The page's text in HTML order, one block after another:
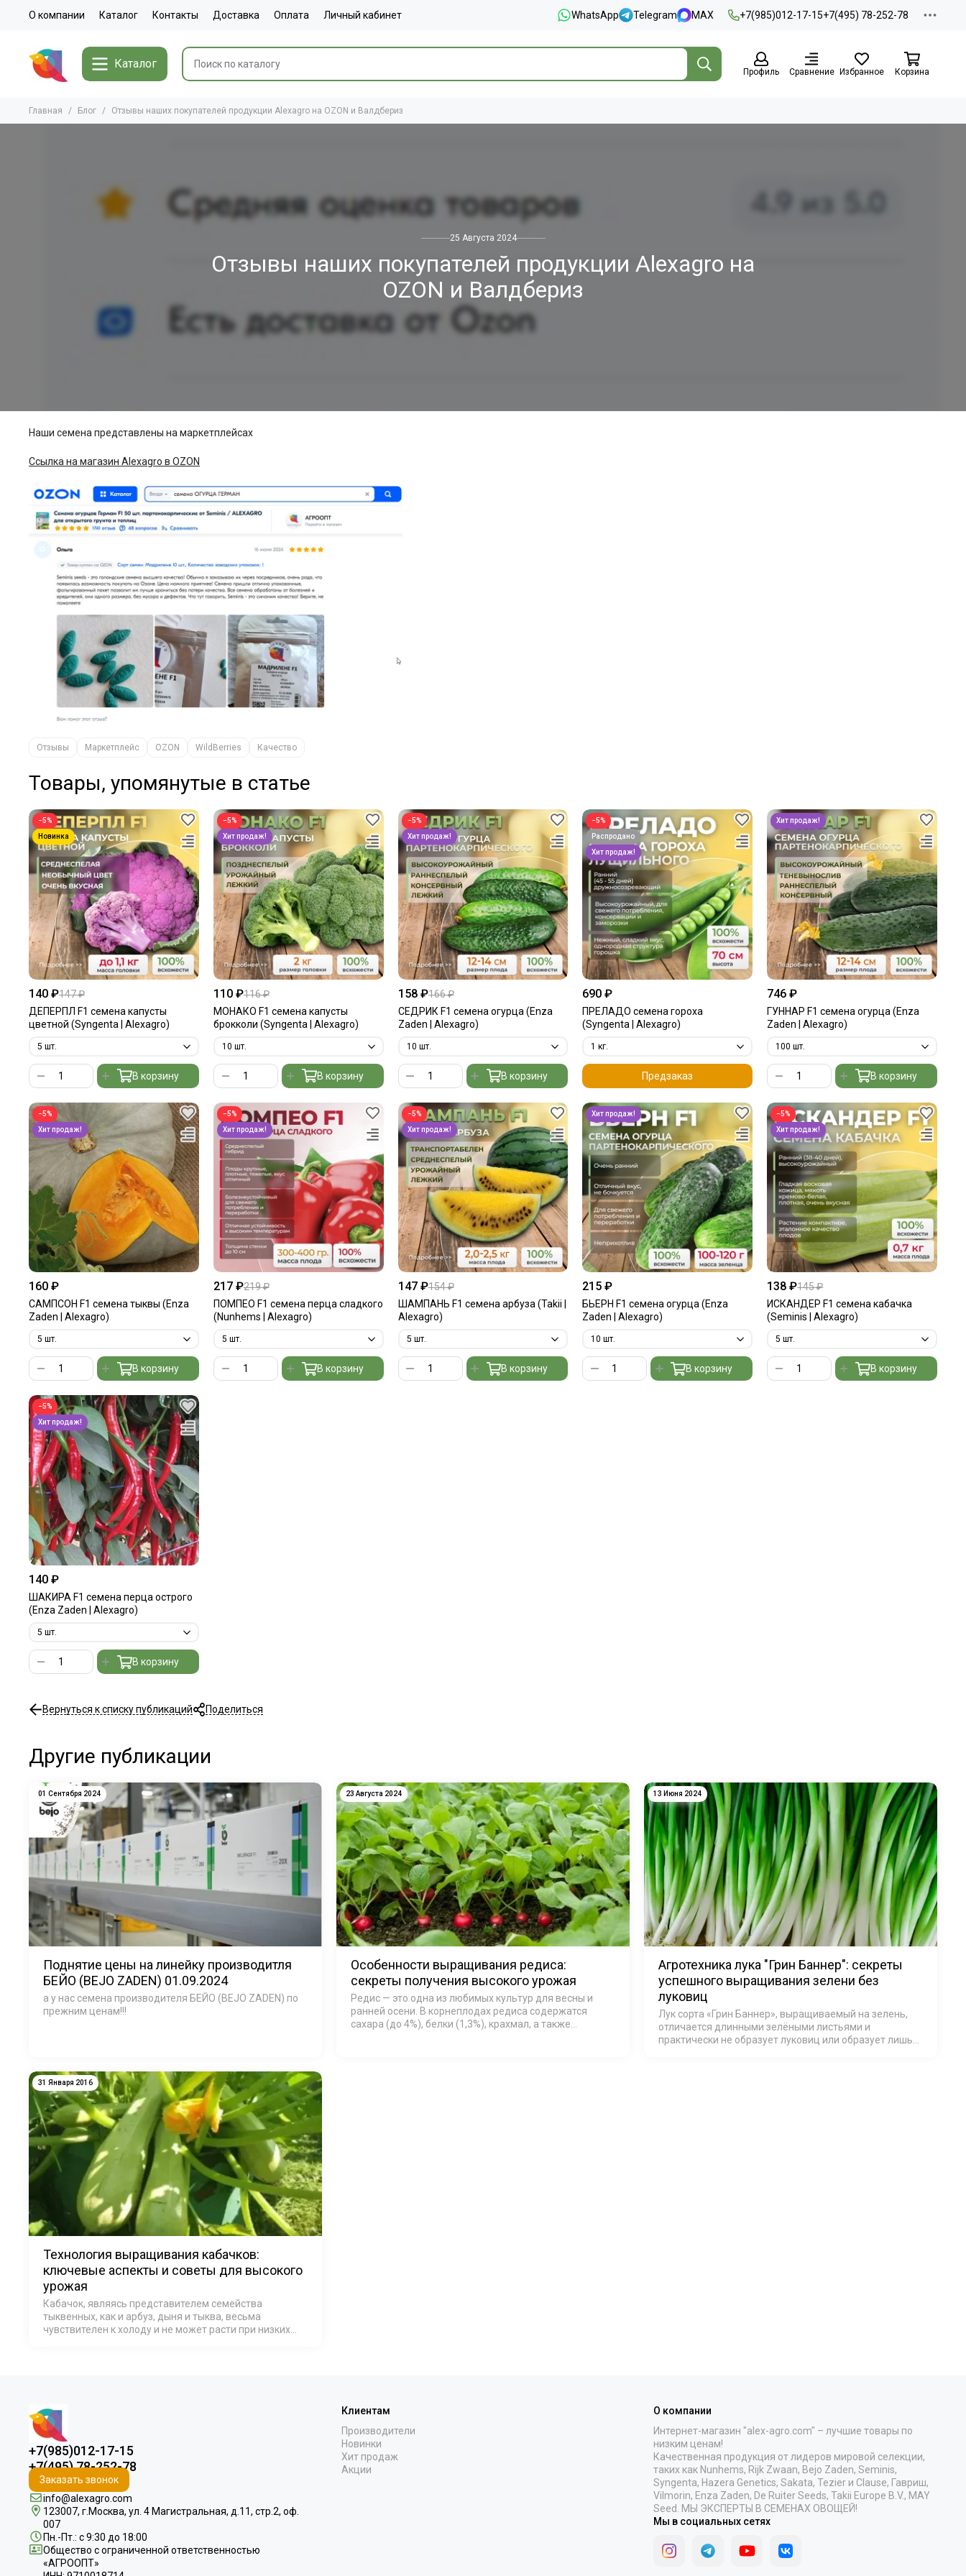
О компании Каталог Контакты Доставка Оплата Личный кабинет WhatsApp Telegram MAX +7(985)012-17-15+7(495) 78-252-78
Каталог
Профиль Сравнение Избранное Корзина
Главная Блог Отзывы наших покупателей продукции Alexagro на OZON и Валдбериз
25 Августа 2024
Отзывы наших покупателей продукции Alexagro на
OZON и Валдбериз
Наши семена представлены на маркетплейсах
Ссылка на магазин Alexagro в OZON
Отзывы Маркетплейс OZON WildBerries Качество
Товары, упомянутые в статье
−5%
140 ₽147 ₽
ДЕПЕРПЛ F1 семена капусты
цветной (Syngenta | Alexagro)
В корзину
−5%
110 ₽116 ₽
МОНАКО F1 семена капусты
брокколи (Syngenta | Alexagro)
В корзину
−5%
158 ₽166 ₽
СЕДРИК F1 семена огурца (Enza
Zaden | Alexagro)
В корзину
−5%
690 ₽
ПРЕЛАДО семена гороха
(Syngenta | Alexagro)
Предзаказ
746 ₽
ГУННАР F1 семена огурца (Enza
Zaden | Alexagro)
В корзину
−5%
160 ₽
САМПСОН F1 семена тыквы (Enza
Zaden | Alexagro)
В корзину
−5%
217 ₽219 ₽
ПОМПЕО F1 семена перца сладкого
(Nunhems | Alexagro)
В корзину
−5%
147 ₽154 ₽
ШАМПАНЬ F1 семена арбуза (Takii |
Alexagro)
В корзину
215 ₽
БЬЕРН F1 семена огурца (Enza
Zaden | Alexagro)
В корзину
−5%
138 ₽145 ₽
ИСКАНДЕР F1 семена кабачка
(Seminis | Alexagro)
В корзину
−5%
140 ₽
ШАКИРА F1 семена перца острого
(Enza Zaden | Alexagro)
В корзину
Вернуться к списку публикаций Поделиться
Другие публикации
01 Сентября 2024
Поднятие цены на линейку производитля
БЕЙО (BEJO ZADEN) 01.09.2024
а у нас семена производителя БЕЙО (BEJO ZADEN) по
прежним ценам!!!
23 Августа 2024
Особенности выращивания редиса:
секреты получения высокого урожая
Редис — это одна из любимых культур для весны и
ранней осени. В корнеплодах редиса содержатся
сахара (до 4%), белки (1,3%), крахмал, а также
13 Июня 2024
Агротехника лука "Грин Баннер": секреты
успешного выращивания зелени без
луковиц
Лук сорта «Грин Баннер», выращиваемый на зелень,
отличается длинными зелёными листьями и
практически не образует луковиц или образует лишь
31 Января 2016
Технология выращивания кабачков:
ключевые аспекты и советы для высокого
урожая
Кабачок, являясь представителем семейства
тыквенных, как и арбуз, дыня и тыква, весьма
чувствителен к холоду и не может расти при низких
+7(985)012-17-15
+7(495) 78-252-78
Заказать звонок
info@alexagro.com
123007, г.Москва, ул. 4 Магистральная, д.11, стр.2, оф.
007
Пн.-Пт.: с 9:30 до 18:00
Общество с ограниченной ответственностью
«АГРООПТ»
Клиентам
Производители
Новинки
Хит продаж
Акции
О компании
Интернет-магазин "alex-agro.com" – лучшие товары по
низким ценам!
Качественная продукция от лидеров мировой селекции,
таких как Nunhems, Rijk Zwaan, Bejo Zaden, Seminis,
Syngenta, Hazera Genetics, Sakata, Tezier и Clause, Гавриш,
Vilmorin, Enza Zaden, De Ruiter Seeds, Takii Europe B.V., MAY
Seed. МЫ ЭКСПЕРТЫ В СЕМЕНАХ ОВОЩЕЙ!
Мы в социальных сетях